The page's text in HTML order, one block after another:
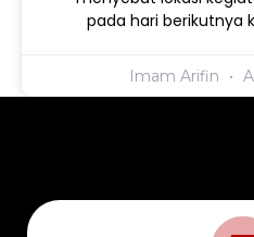
pada hari berikutnya
Imam Arifin